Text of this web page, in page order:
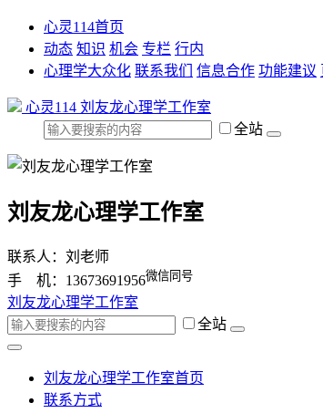
心灵114首页
动态 知识 机会 专栏 行内
心理学大众化 联系我们 信息合作 功能建议
心灵114 刘友龙心理学工作室
全站
刘友龙心理学工作室
联系人：刘老师
手 机：13673691956微信同号
刘友龙心理学工作室
全站
刘友龙心理学工作室首页
联系方式